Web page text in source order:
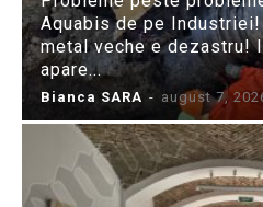
Aquabis de pe
metal veche e dezastru!
apare...
Bianca SARA - august 7,